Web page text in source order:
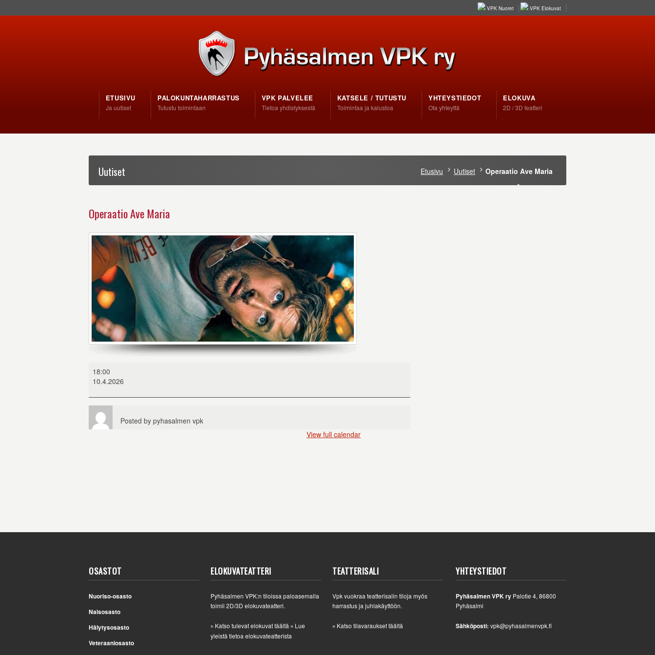
VPK Nuoret VPK Elokuvat
ETUSIVU
Ja uutiset
PALOKUNTAHARRASTUS
Tutustu toimintaan
VPK PALVELEE
Tietoa yhdistyksestä
KATSELE / TUTUSTU
Toimintaa ja kalustoa
YHTEYSTIEDOT
Ota yhteyttä
ELOKUVA
2D / 3D teatteri
Uutiset Etusivu Uutiset Operaatio Ave Maria
Operaatio Ave Maria
Ave
Maria
18:00
10.4.2026
Posted by pyhasalmen vpk
View full calendar
OSASTOT
Nuoriso-osasto
Naisosasto
Hälytysosasto
Veteraaniosasto
ELOKUVATEATTERI
Pyhäsalmen VPK:n tiloissa paloasemalla
toimii 2D/3D elokuvateatteri.
» Katso tulevat elokuvat täältä » Lue
yleistä tietoa elokuvateatterista
TEATTERISALI
Vpk vuokraa teatterisalin tiloja myös
harrastus ja juhlakäyttöön.
» Katso tilavaraukset täältä
YHTEYSTIEDOT
Pyhäsalmen VPK ry Palotie 4, 86800
Pyhäsalmi
Sähköposti: vpk@pyhasalmenvpk.fi